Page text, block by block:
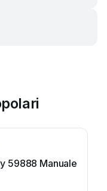
59888 Manuale